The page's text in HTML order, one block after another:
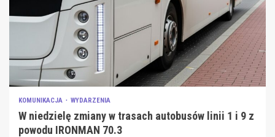
KOMUNIKACJA WYDARZENIA
W niedzielę zmiany w trasach autobusów linii 1 i 9 z
powodu IRONMAN 70.3